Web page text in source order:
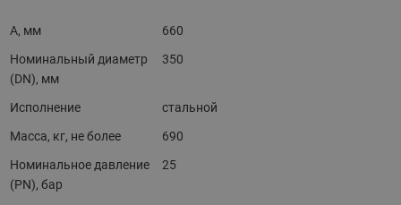
A, мм
660
Номинальный диаметр
(DN), мм
350
Исполнение
стальной
Масса, кг, не более
690
Номинальное давление
(PN), бар
25